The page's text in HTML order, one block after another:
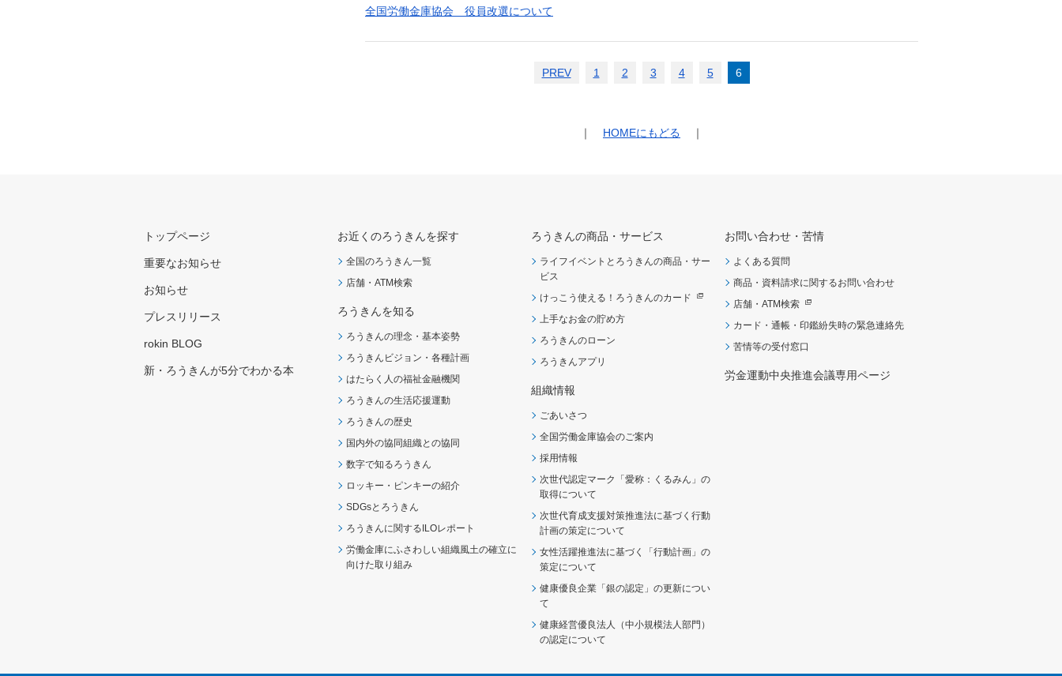
全国労働金庫協会 役員改選について
PREV 1 2 3 4 5 6
｜ HOMEにもどる ｜
トップページ
重要なお知らせ
お知らせ
プレスリリース
rokin BLOG
新・ろうきんが5分でわかる本
お近くのろうきんを探す
全国のろうきん一覧
店舗・ATM検索
ろうきんを知る
ろうきんの理念・基本姿勢
ろうきんビジョン・各種計画
はたらく人の福祉金融機関
ろうきんの生活応援運動
ろうきんの歴史
国内外の協同組織との協同
数字で知るろうきん
ロッキー・ピンキーの紹介
SDGsとろうきん
ろうきんに関するILOレポート
労働金庫にふさわしい組織風土の確立に
向けた取り組み
ろうきんの商品・サービス
ライフイベントとろうきんの商品・サー
ビス
けっこう使える！ろうきんのカード
上手なお金の貯め方
ろうきんのローン
ろうきんアプリ
組織情報
ごあいさつ
全国労働金庫協会のご案内
採用情報
次世代認定マーク「愛称：くるみん」の
取得について
次世代育成支援対策推進法に基づく行動
計画の策定について
女性活躍推進法に基づく「行動計画」の
策定について
健康優良企業「銀の認定」の更新につい
て
健康経営優良法人（中小規模法人部門）
の認定について
お問い合わせ・苦情
よくある質問
商品・資料請求に関するお問い合わせ
店舗・ATM検索
カード・通帳・印鑑紛失時の緊急連絡先
苦情等の受付窓口
労金運動中央推進会議専用ページ